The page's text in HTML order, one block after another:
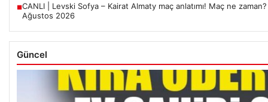
■CANLI | Levski Sofya – Kairat Almaty maç anlatımı! Maç ne
Ağustos 2026
Güncel